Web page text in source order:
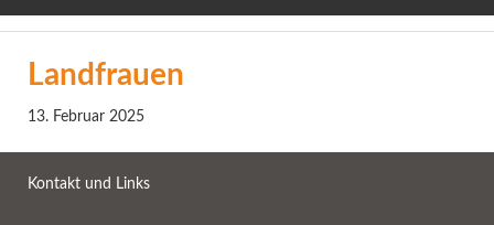
Landfrauen
13. Februar 2025
Kontakt und Links